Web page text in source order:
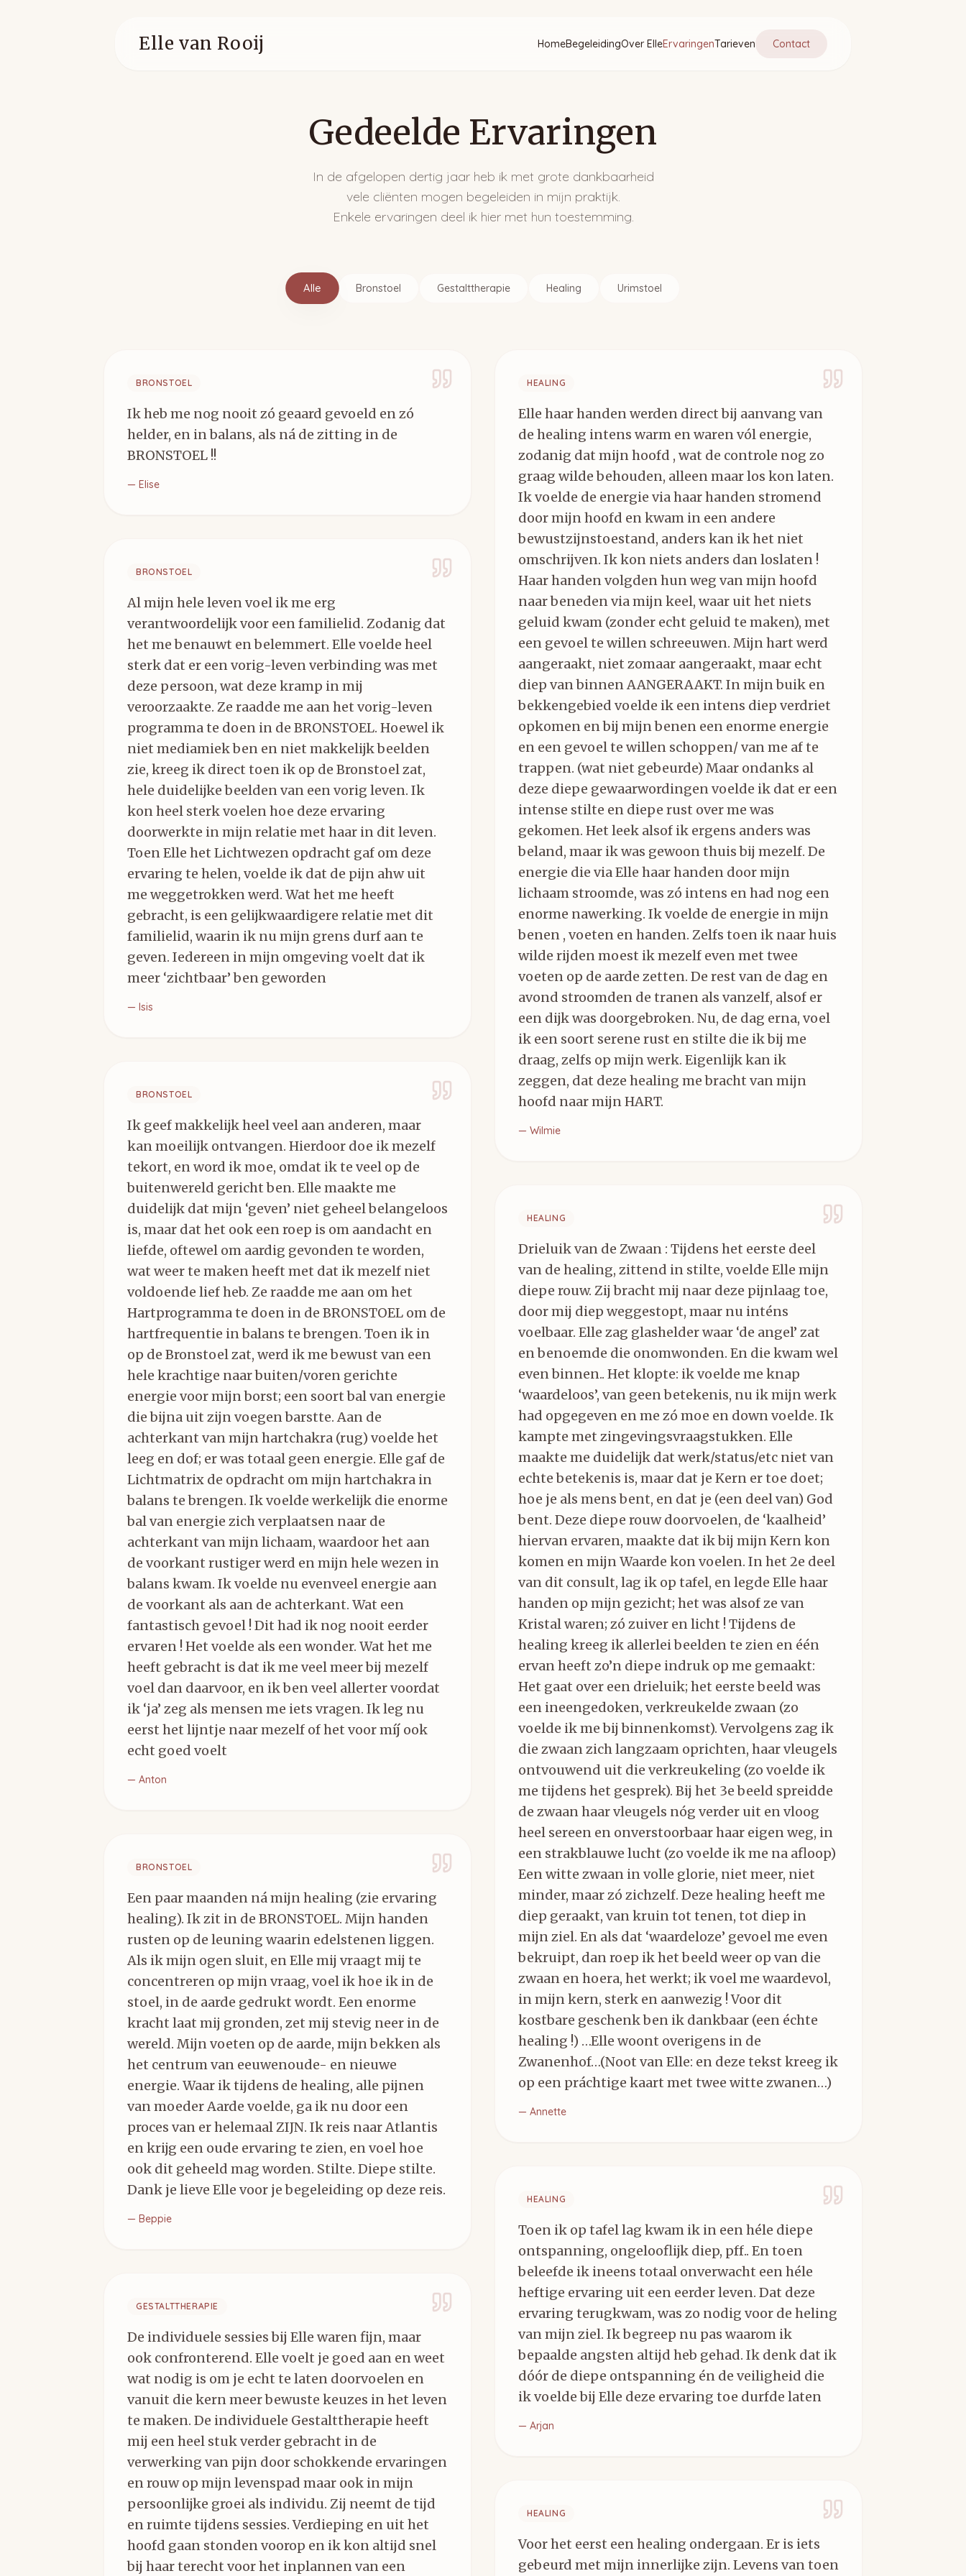
Elle van Rooij HomeBegeleidingOver ElleErvaringenTarieven Contact
Gedeelde Ervaringen
In de afgelopen dertig jaar heb ik met grote dankbaarheid
vele cliënten mogen begeleiden in mijn praktijk.
Enkele ervaringen deel ik hier met hun toestemming.
Alle Bronstoel Gestalttherapie Healing Urimstoel
BRONSTOEL
Ik heb me nog nooit zó geaard gevoeld en zó
helder, en in balans, als ná de zitting in de
BRONSTOEL !!
— Elise
BRONSTOEL
Al mijn hele leven voel ik me erg
verantwoordelijk voor een familielid. Zodanig dat
het me benauwt en belemmert. Elle voelde heel
sterk dat er een vorig-leven verbinding was met
deze persoon, wat deze kramp in mij
veroorzaakte. Ze raadde me aan het vorig-leven
programma te doen in de BRONSTOEL. Hoewel ik
niet mediamiek ben en niet makkelijk beelden
zie, kreeg ik direct toen ik op de Bronstoel zat,
hele duidelijke beelden van een vorig leven. Ik
kon heel sterk voelen hoe deze ervaring
doorwerkte in mijn relatie met haar in dit leven.
Toen Elle het Lichtwezen opdracht gaf om deze
ervaring te helen, voelde ik dat de pijn ahw uit
me weggetrokken werd. Wat het me heeft
gebracht, is een gelijkwaardigere relatie met dit
familielid, waarin ik nu mijn grens durf aan te
geven. Iedereen in mijn omgeving voelt dat ik
meer ‘zichtbaar’ ben geworden
— Isis
BRONSTOEL
Ik geef makkelijk heel veel aan anderen, maar
kan moeilijk ontvangen. Hierdoor doe ik mezelf
tekort, en word ik moe, omdat ik te veel op de
buitenwereld gericht ben. Elle maakte me
duidelijk dat mijn ‘geven’ niet geheel belangeloos
is, maar dat het ook een roep is om aandacht en
liefde, oftewel om aardig gevonden te worden,
wat weer te maken heeft met dat ik mezelf niet
voldoende lief heb. Ze raadde me aan om het
Hartprogramma te doen in de BRONSTOEL om de
hartfrequentie in balans te brengen. Toen ik in
op de Bronstoel zat, werd ik me bewust van een
hele krachtige naar buiten/voren gerichte
energie voor mijn borst; een soort bal van energie
die bijna uit zijn voegen barstte. Aan de
achterkant van mijn hartchakra (rug) voelde het
leeg en dof; er was totaal geen energie. Elle gaf de
Lichtmatrix de opdracht om mijn hartchakra in
balans te brengen. Ik voelde werkelijk die enorme
bal van energie zich verplaatsen naar de
achterkant van mijn lichaam, waardoor het aan
de voorkant rustiger werd en mijn hele wezen in
balans kwam. Ik voelde nu evenveel energie aan
de voorkant als aan de achterkant. Wat een
fantastisch gevoel ! Dit had ik nog nooit eerder
ervaren ! Het voelde als een wonder. Wat het me
heeft gebracht is dat ik me veel meer bij mezelf
voel dan daarvoor, en ik ben veel allerter voordat
ik ‘ja’ zeg als mensen me iets vragen. Ik leg nu
eerst het lijntje naar mezelf of het voor míj ook
echt goed voelt
— Anton
BRONSTOEL
Een paar maanden ná mijn healing (zie ervaring
healing). Ik zit in de BRONSTOEL. Mijn handen
rusten op de leuning waarin edelstenen liggen.
Als ik mijn ogen sluit, en Elle mij vraagt mij te
concentreren op mijn vraag, voel ik hoe ik in de
stoel, in de aarde gedrukt wordt. Een enorme
kracht laat mij gronden, zet mij stevig neer in de
wereld. Mijn voeten op de aarde, mijn bekken als
het centrum van eeuwenoude- en nieuwe
energie. Waar ik tijdens de healing, alle pijnen
van moeder Aarde voelde, ga ik nu door een
proces van er helemaal ZIJN. Ik reis naar Atlantis
en krijg een oude ervaring te zien, en voel hoe
ook dit geheeld mag worden. Stilte. Diepe stilte.
Dank je lieve Elle voor je begeleiding op deze reis.
— Beppie
GESTALTTHERAPIE
De individuele sessies bij Elle waren fijn, maar
ook confronterend. Elle voelt je goed aan en weet
wat nodig is om je echt te laten doorvoelen en
vanuit die kern meer bewuste keuzes in het leven
te maken. De individuele Gestalttherapie heeft
mij een heel stuk verder gebracht in de
verwerking van pijn door schokkende ervaringen
en rouw op mijn levenspad maar ook in mijn
persoonlijke groei als individu. Zij neemt de tijd
en ruimte tijdens sessies. Verdieping en uit het
hoofd gaan stonden voorop en ik kon altijd snel
bij haar terecht voor het inplannen van een
HEALING
Elle haar handen werden direct bij aanvang van
de healing intens warm en waren vól energie,
zodanig dat mijn hoofd , wat de controle nog zo
graag wilde behouden, alleen maar los kon laten.
Ik voelde de energie via haar handen stromend
door mijn hoofd en kwam in een andere
bewustzijnstoestand, anders kan ik het niet
omschrijven. Ik kon niets anders dan loslaten !
Haar handen volgden hun weg van mijn hoofd
naar beneden via mijn keel, waar uit het niets
geluid kwam (zonder echt geluid te maken), met
een gevoel te willen schreeuwen. Mijn hart werd
aangeraakt, niet zomaar aangeraakt, maar echt
diep van binnen AANGERAAKT. In mijn buik en
bekkengebied voelde ik een intens diep verdriet
opkomen en bij mijn benen een enorme energie
en een gevoel te willen schoppen/ van me af te
trappen. (wat niet gebeurde) Maar ondanks al
deze diepe gewaarwordingen voelde ik dat er een
intense stilte en diepe rust over me was
gekomen. Het leek alsof ik ergens anders was
beland, maar ik was gewoon thuis bij mezelf. De
energie die via Elle haar handen door mijn
lichaam stroomde, was zó intens en had nog een
enorme nawerking. Ik voelde de energie in mijn
benen , voeten en handen. Zelfs toen ik naar huis
wilde rijden moest ik mezelf even met twee
voeten op de aarde zetten. De rest van de dag en
avond stroomden de tranen als vanzelf, alsof er
een dijk was doorgebroken. Nu, de dag erna, voel
ik een soort serene rust en stilte die ik bij me
draag, zelfs op mijn werk. Eigenlijk kan ik
zeggen, dat deze healing me bracht van mijn
hoofd naar mijn HART.
— Wilmie
HEALING
Drieluik van de Zwaan : Tijdens het eerste deel
van de healing, zittend in stilte, voelde Elle mijn
diepe rouw. Zij bracht mij naar deze pijnlaag toe,
door mij diep weggestopt, maar nu inténs
voelbaar. Elle zag glashelder waar ‘de angel’ zat
en benoemde die onomwonden. En die kwam wel
even binnen.. Het klopte: ik voelde me knap
‘waardeloos’, van geen betekenis, nu ik mijn werk
had opgegeven en me zó moe en down voelde. Ik
kampte met zingevingsvraagstukken. Elle
maakte me duidelijk dat werk/status/etc niet van
echte betekenis is, maar dat je Kern er toe doet;
hoe je als mens bent, en dat je (een deel van) God
bent. Deze diepe rouw doorvoelen, de ‘kaalheid’
hiervan ervaren, maakte dat ik bij mijn Kern kon
komen en mijn Waarde kon voelen. In het 2e deel
van dit consult, lag ik op tafel, en legde Elle haar
handen op mijn gezicht; het was alsof ze van
Kristal waren; zó zuiver en licht ! Tijdens de
healing kreeg ik allerlei beelden te zien en één
ervan heeft zo’n diepe indruk op me gemaakt:
Het gaat over een drieluik; het eerste beeld was
een ineengedoken, verkreukelde zwaan (zo
voelde ik me bij binnenkomst). Vervolgens zag ik
die zwaan zich langzaam oprichten, haar vleugels
ontvouwend uit die verkreukeling (zo voelde ik
me tijdens het gesprek). Bij het 3e beeld spreidde
de zwaan haar vleugels nóg verder uit en vloog
heel sereen en onverstoorbaar haar eigen weg, in
een strakblauwe lucht (zo voelde ik me na afloop)
Een witte zwaan in volle glorie, niet meer, niet
minder, maar zó zichzelf. Deze healing heeft me
diep geraakt, van kruin tot tenen, tot diep in
mijn ziel. En als dat ‘waardeloze’ gevoel me even
bekruipt, dan roep ik het beeld weer op van die
zwaan en hoera, het werkt; ik voel me waardevol,
in mijn kern, sterk en aanwezig ! Voor dit
kostbare geschenk ben ik dankbaar (een échte
healing !) …Elle woont overigens in de
Zwanenhof…(Noot van Elle: en deze tekst kreeg ik
op een práchtige kaart met twee witte zwanen…)
— Annette
HEALING
Toen ik op tafel lag kwam ik in een héle diepe
ontspanning, ongelooflijk diep, pff.. En toen
beleefde ik ineens totaal onverwacht een héle
heftige ervaring uit een eerder leven. Dat deze
ervaring terugkwam, was zo nodig voor de heling
van mijn ziel. Ik begreep nu pas waarom ik
bepaalde angsten altijd heb gehad. Ik denk dat ik
dóór de diepe ontspanning én de veiligheid die
ik voelde bij Elle deze ervaring toe durfde laten
— Arjan
HEALING
Voor het eerst een healing ondergaan. Er is iets
gebeurd met mijn innerlijke zijn. Levens van toen